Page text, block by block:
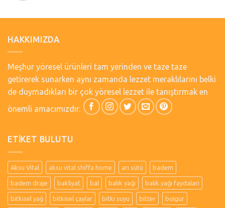
HAKKIMIZDA
Meşhur yöresel ürünleri tam yerinden ve taze taze
getirerek sunarken aynı zamanda lezzet meraklılarını belki
de duymadıkları bir çok yöresel lezzet ile tanıştırmak en
önemli amacımızdır.
ETIKET BULUTU
Aksu Vital aksu vital shiffa home arı sütü badem
badem draje bakliyat bal balık yağı balık yağı faydaları
bitkisel yağ bitkisel çaylar bitki suyu bitter bulgur